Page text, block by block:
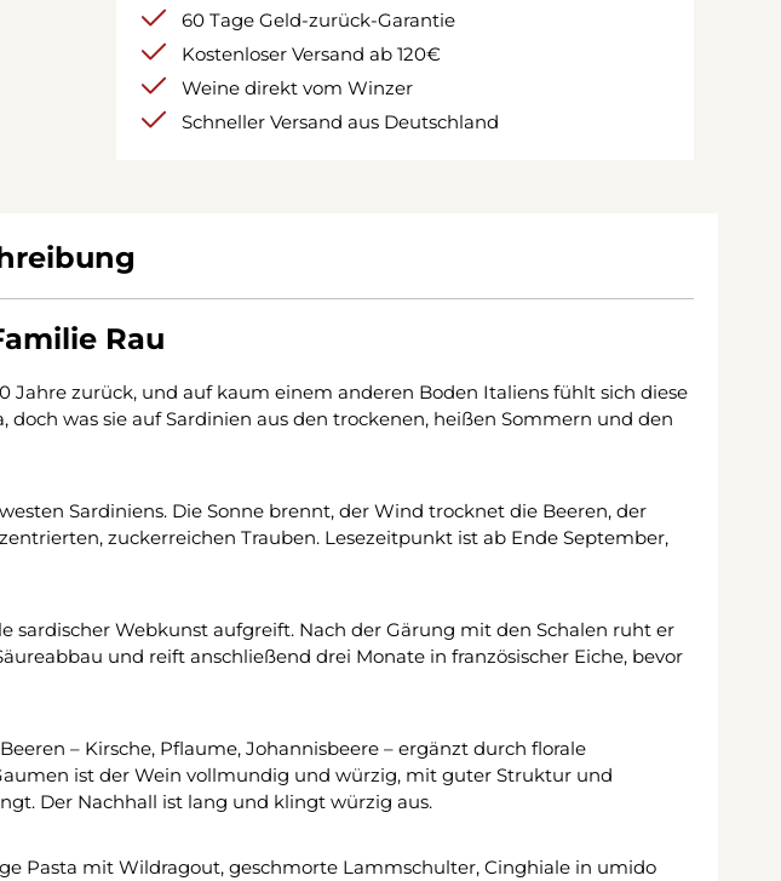
60 Tage Geld-zurück-Garantie
Kostenloser Versand ab 120€
Weine direkt vom Winzer
Schneller Versand aus Deutschland
Rau
Jahre zurück, und auf kaum einem anderen Boden Italiens fühlt sich diese
was sie auf Sardinien aus den trockenen, heißen Sommern und den
Sardiniens. Die Sonne brennt, der Wind trocknet die Beeren, der
zuckerreichen Trauben. Lesezeitpunkt ist ab Ende September,
sardischer Webkunst aufgreift. Nach der Gärung mit den Schalen ruht er
und reift anschließend drei Monate in französischer Eiche, bevor
– Kirsche, Pflaume, Johannisbeere – ergänzt durch florale
ist der Wein vollmundig und würzig, mit guter Struktur und
Der Nachhall ist lang und klingt würzig aus.
Pasta mit Wildragout, geschmorte Lammschulter, Cinghiale in umido